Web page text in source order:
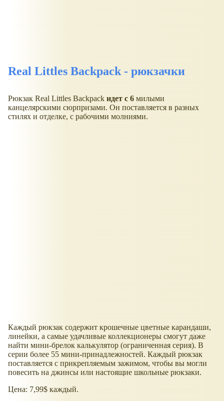
Real Littles Backpack - рюкзачки
Рюкзак Real Littles Backpack идет с 6 милыми
канцелярскими сюрпризами. Он поставляется в разных
стилях и отделке, с рабочими молниями.
Каждый рюкзак содержит крошечные цветные карандаши,
линейки, а самые удачливые коллекционеры смогут даже
найти мини-брелок калькулятор (ограниченная серия). В
серии более 55 мини-принадлежностей. Каждый рюкзак
поставляется с прикрепляемым зажимом, чтобы вы могли
повесить на джинсы или настоящие школьные рюкзаки.
Цена: 7,99$ каждый.